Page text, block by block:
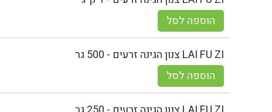
הוספה לסל
LAI FU ZI צנון הגינה זרעים - 500 גר
הוספה לסל